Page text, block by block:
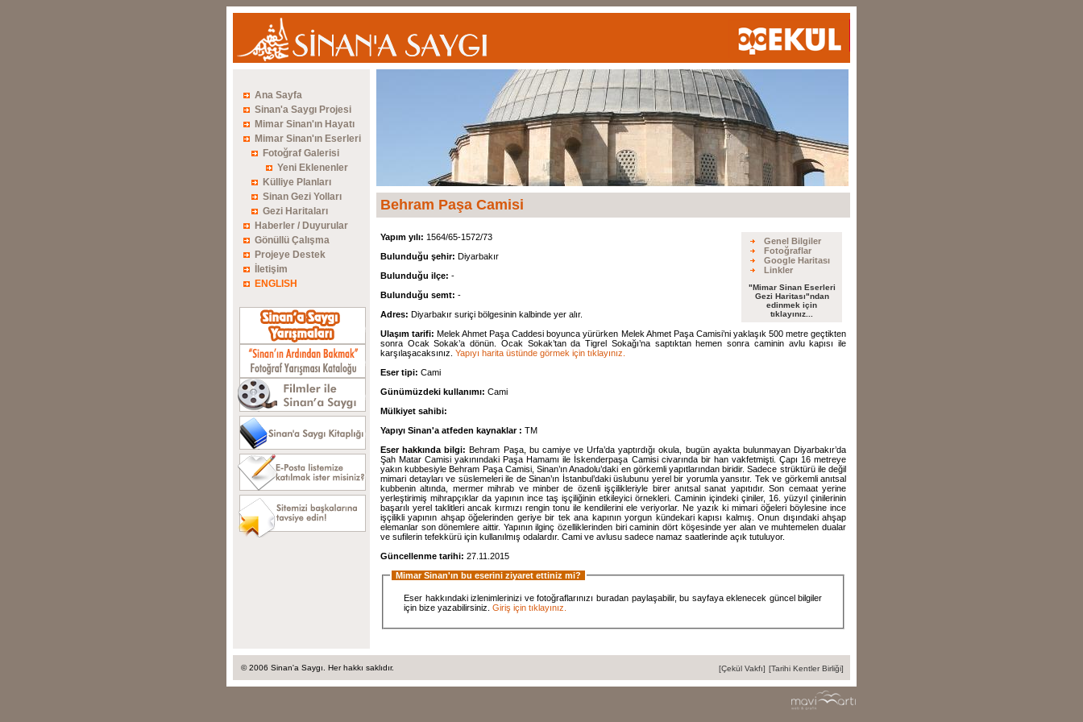
Ana Sayfa
Sinan'a Saygı Projesi
Mimar Sinan'ın Hayatı
Mimar Sinan'ın Eserleri
Fotoğraf Galerisi
Yeni Eklenenler
Külliye Planları
Sinan Gezi Yolları
Gezi Haritaları
Haberler / Duyurular
Gönüllü Çalışma
Projeye Destek
İletişim
ENGLISH
Behram Paşa Camisi
Genel Bilgiler
Fotoğraflar
Google Haritası
Linkler
"Mimar Sinan Eserleri
Gezi Haritası"ndan
edinmek için
tıklayınız...
Yapım yılı: 1564/65-1572/73
Bulunduğu şehir: Diyarbakır
Bulunduğu ilçe: -
Bulunduğu semt: -
Adres: Diyarbakır suriçi bölgesinin kalbinde yer alır.
Ulaşım tarifi: Melek Ahmet Paşa Caddesi boyunca yürürken Melek Ahmet Paşa Camisi’ni yaklaşık 500 metre geçtikten
sonra Ocak Sokak’a dönün. Ocak Sokak’tan da Tigrel Sokağı’na saptıktan hemen sonra caminin avlu kapısı ile
karşılaşacaksınız. Yapıyı harita üstünde görmek için tıklayınız.
Eser tipi: Cami
Günümüzdeki kullanımı: Cami
Mülkiyet sahibi:
Yapıyı Sinan'a atfeden kaynaklar : TM
Eser hakkında bilgi: Behram Paşa, bu camiye ve Urfa’da yaptırdığı okula, bugün ayakta bulunmayan Diyarbakır’da
Şah Matar Camisi yakınındaki Paşa Hamamı ile İskenderpaşa Camisi civarında bir han vakfetmişti. Çapı 16 metreye
yakın kubbesiyle Behram Paşa Camisi, Sinan’ın Anadolu’daki en görkemli yapıtlarından biridir. Sadece strüktürü ile değil
mimari detayları ve süslemeleri ile de Sinan’ın İstanbul’daki üslubunu yerel bir yorumla yansıtır. Tek ve görkemli anıtsal
kubbenin altında, mermer mihrab ve minber de özenli işçilikleriyle birer anıtsal sanat yapıtıdır. Son cemaat yerine
yerleştirimiş mihrapçıklar da yapının ince taş işçiliğinin etkileyici örnekleri. Caminin içindeki çiniler, 16. yüzyıl çinilerinin
başarılı yerel taklitleri ancak kırmızı rengin tonu ile kendilerini ele veriyorlar. Ne yazık ki mimari öğeleri böylesine ince
işçilikli yapının ahşap öğelerinden geriye bir tek ana kapının yorgun kündekari kapısı kalmış. Onun dışındaki ahşap
elemanlar son dönemlere aittir. Yapının ilginç özelliklerinden biri caminin dört köşesinde yer alan ve muhtemelen dualar
ve sufilerin tefekkürü için kullanılmış odalardır. Cami ve avlusu sadece namaz saatlerinde açık tutuluyor.
Güncellenme tarihi: 27.11.2015
Mimar Sinan'ın bu eserini ziyaret ettiniz mi?
Eser hakkındaki izlenimlerinizi ve fotoğraflarınızı buradan paylaşabilir, bu sayfaya eklenecek güncel bilgiler
için bize yazabilirsiniz.Giriş için tıklayınız.
© 2006 Sinan'a Saygı. Her hakkı saklıdır. [Çekül Vakfı] [Tarihi Kentler Birliği]